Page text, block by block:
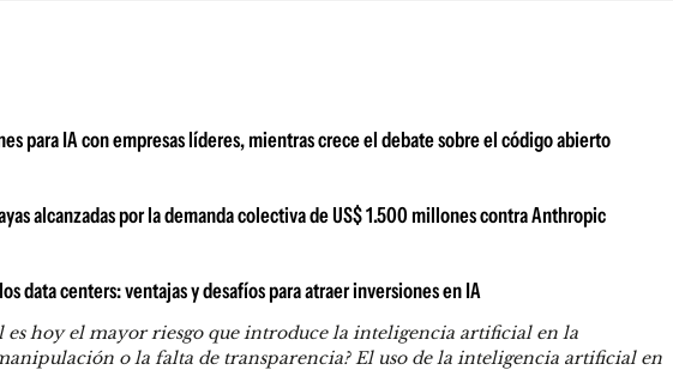
para IA con empresas líderes, mientras crece el debate sobre el código abierto
alcanzadas por la demanda colectiva de US$ 1.500 millones contra Anthropic
data centers: ventajas y desafíos para atraer inversiones en IA
hoy el mayor riesgo que introduce la inteligencia artificial en la
o la falta de transparencia? El uso de la inteligencia artificial en